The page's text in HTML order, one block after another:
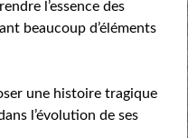
l’essence des
beaucoup d’éléments
une histoire tragique
l’évolution de ses